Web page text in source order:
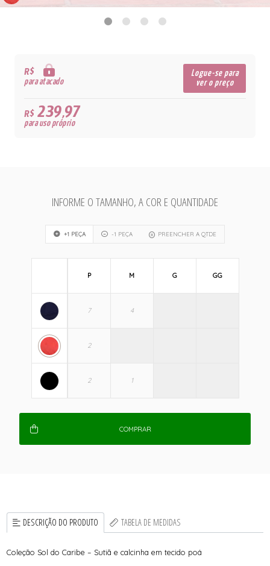
R$
para atacado
Logue-se para
ver o preço
R$239,97
para uso próprio
INFORME O TAMANHO, A COR E QUANTIDADE
+1 PEÇA -1 PEÇA PREENCHER A QTDE
P M G GG
COMPRAR
DESCRIÇÃO DO PRODUTO TABELA DE MEDIDAS
Coleção Sol do Caribe – Sutiã e calcinha em tecido poá